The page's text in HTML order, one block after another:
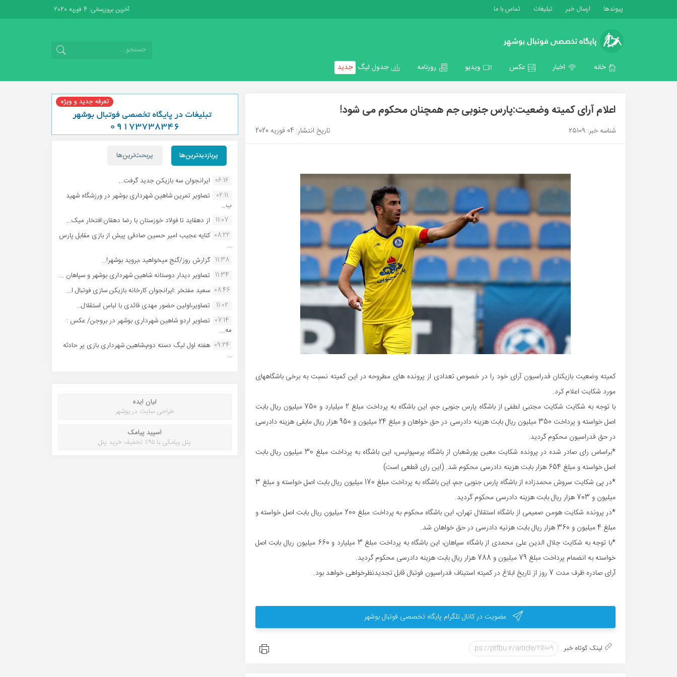
پیوندها ارسال خبر تبلیغات تماس با ما آخرین بروزرسانی: 4 فوریه 2020
خانه اخبار عکس ویدیو روزنامه جدول لیگ جدید
اعلام آرای کمیته وضعیت:پارس جنوبی جم همچنان محکوم می شود!
شناسه خبر: 25109 تاریخ انتشار: 04 فوریه 2020
کمیته وضعیت بازیکنان فدراسیون آرای خود را در خصوص تعدادی از پرونده های مطروحه در این کمیته نسبت به برخی باشگاههای
مورد شکایت اعلام کرد.
با توجه به شکایت شکایت مجتبی لطفی از باشگاه پارس جنوبی جم، این باشگاه به پرداخت مبلغ 2 میلیارد و 750 میلیون ریال بابت
اصل خواسته و پرداخت 350 میلیون ریال بابت هزینه دادرسی در حق خواهان و مبلغ 24 میلیون و 950 هزار ریال مابقی هزینه دادرسی
در حق فدراسیون محکوم گردید.
*براساس رای صادر شده در پرونده شکایت معین پورشعبان از باشگاه پرسپولیس، این باشگاه به پرداخت مبلغ 30 میلیون ریال بابت
اصل خواسته و مبلغ 654 هزار بابت هزینه دادرسی محکوم شد. (این رای قطعی است)
*در پی شکایت سروش محمدزاده از باشگاه پارس جنوبی جم، این باشگاه به پرداخت مبلغ 170 میلیون ریال بابت اصل خواسته و مبلغ 3
میلیون و 703 هزار ریال بابت هزینه دادرسی محکوم گردید.
*در پرونده شکایت هومن صمیمی از باشگاه استقلال تهران، این باشگاه محکوم به پرداخت مبلغ 200 میلیون ریال بابت اصل خواسته و
مبلغ 4 میلیون و 360 هزار ریال بابت هزنیه دادرسی در حق خواهان شد.
*با توجه به شکایت جلال الدین علی محمدی از باشگاه سپاهان، این باشگاه به پرداخت مبلغ 3 میلیارد و 660 میلیون ریال بابت اصل
خواسته به انضمام پرداخت مبلغ 79 میلیون و 788 هزار ریال بابت هزینه دادرسی محکوم گردید.
آرای صادره ظرف مدت 7 روز از تاریخ ابلاغ در کمیته استیناف فدراسیون فوتبال قابل تجدیدنظرخواهی خواهد بود.
عضویت در کانال تلگرام پایگاه تخصصی فوتبال بوشهر
لینک کوتاه خبر
پربازدیدترین‌ها پربحث‌ترین‌ها
06:16 ایرانجوان سه بازیکن جدید گرفت...
02:11
تصاویر تمرین شاهین شهردارى بوشهر در ورزشگاه شهید
ب...
11:07 از دهقاید تا فولاد خوزستان با رضا دهقان:افتخار میک...
08:22 کنایه عجیب امیر حسین صادقی پیش از بازی مقابل پارس
...
11:38 گزارش روز/گنج میخواهید ،بروید بوشهر!...
11:34 تصاویر دیدار دوستانه شاهین شهردارى بوشهر و سپاهان ...
08:46 سعید مفتخر :ایرانجوان کارخانه بازیکن سازی فوتبال ا...
11:02
تصاویر،اولین حضور مهدی قائدی با لباس استقلال...
07:14 تصاویر اردو شاهین شهرداری بوشهر در بروجن/ عکس :
مه...
09:24 هفته اول لیگ دسته دوم،شاهین شهرداری بازی پر حادثه
...
لیان ایده
طراحی سایت در بوشهر
اسپید پیامک
پنل پیامکی با ۹۵٪ تخفیف خرید پنل